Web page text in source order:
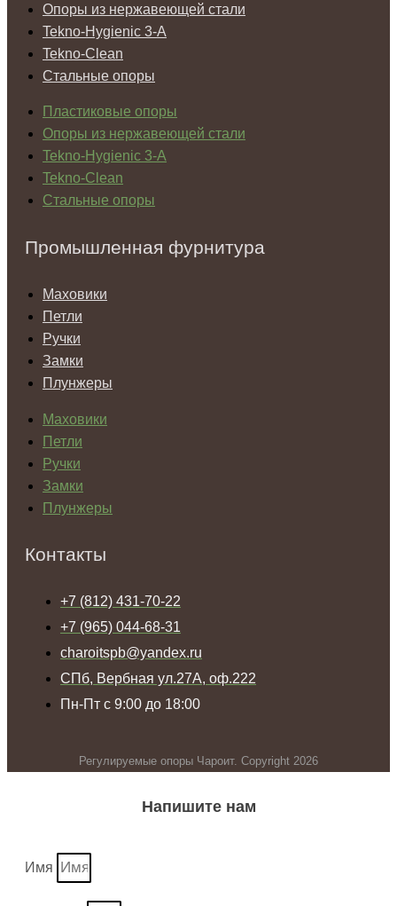
Опоры из нержавеющей стали
Tekno-Hygienic 3-А
Tekno-Clean
Стальные опоры
Пластиковые опоры
Опоры из нержавеющей стали
Tekno-Hygienic 3-А
Tekno-Clean
Стальные опоры
Промышленная фурнитура
Маховики
Петли
Ручки
Замки
Плунжеры
Маховики
Петли
Ручки
Замки
Плунжеры
Контакты
+7 (812) 431-70-22
+7 (965) 044-68-31
charoitspb@yandex.ru
СПб, Вербная ул.27А, оф.222
Пн-Пт с 9:00 до 18:00
Регулируемые опоры Чароит. Copyright 2026
Напишите нам
Имя